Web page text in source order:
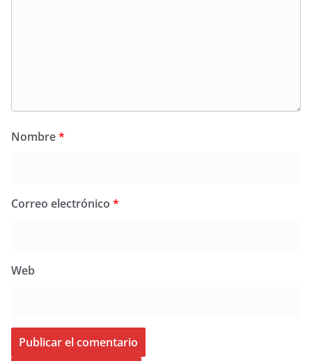
Nombre*
Correo electrónico *
Web